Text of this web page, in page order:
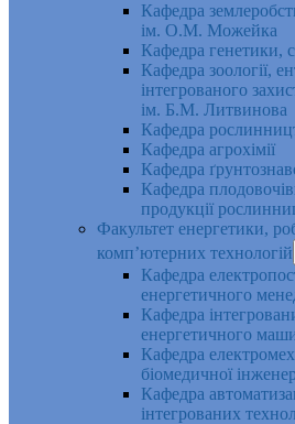
Кафедра
ім. О.М. Можейка
Кафедра генетики,
Кафедра зоології,
інтегрованого
ім. Б.М. Литвинова
Кафедра
Кафедра агрохімії
Кафедра
Кафедра
продукції
Факультет енергетики,
комп’ютерних технологій
Кафедра
енергетичного
Кафедра
енергетичного
Кафедра
біомедичної
Кафедра
інтегрованих